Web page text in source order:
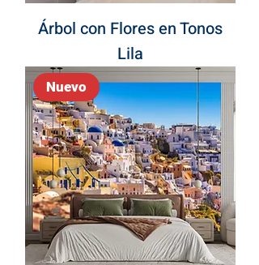
Árbol con Flores en Tonos
Lila
Nuevo